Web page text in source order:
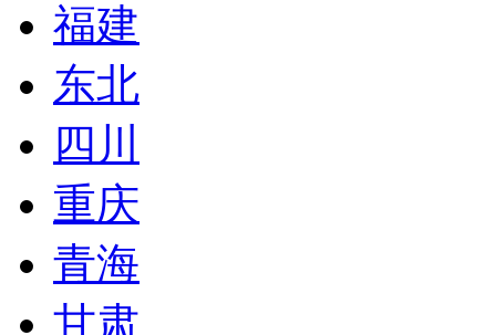
福建
东北
四川
重庆
青海
甘肃